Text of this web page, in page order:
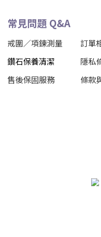
常見問題 Q&A
戒圍／項鍊測量
訂單
鑽石保養清潔
隱私
售後保固服務
條款